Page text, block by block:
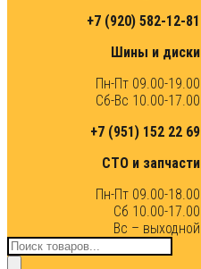
+7 (920) 582-12-81
Шины и диски
Пн-Пт 09.00-19.00
Сб-Вс 10.00-17.00
+7 (951) 152 22 69
СТО и запчасти
Пн-Пт 09.00-18.00
Сб 10.00-17.00
Вс – выходной
Поиск
товаров